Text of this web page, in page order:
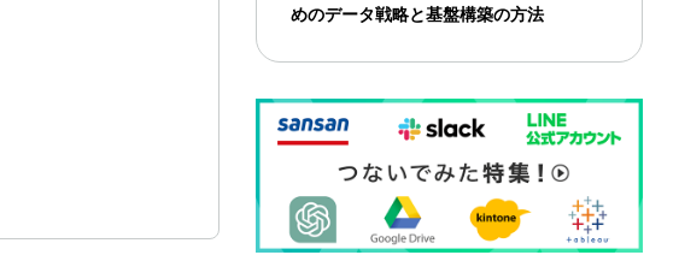
めのデータ戦略と基盤構築の方法